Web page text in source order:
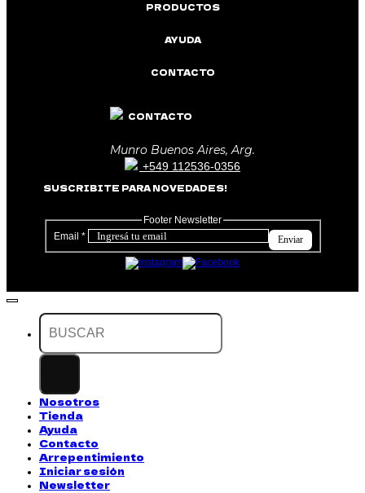
PRODUCTOS
AYUDA
CONTACTO
CONTACTO
Munro Buenos Aires, Arg.
+549 112536-0356
SUSCRIBITE PARA NOVEDADES!
Footer Newsletter
Email * Enviar
Buscar
por:
Nosotros
Tienda
Ayuda
Contacto
Arrepentimiento
Iniciar sesión
Newsletter